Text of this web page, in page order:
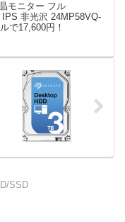
モニター フル
IPS 非光沢 24MP58VQ-
で17,600円！
SSD